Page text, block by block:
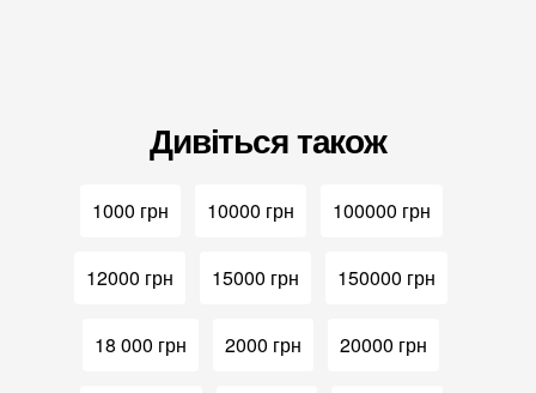
Дивіться також
1000 грн 10000 грн 100000 грн
12000 грн 15000 грн 150000 грн
18 000 грн 2000 грн 20000 грн